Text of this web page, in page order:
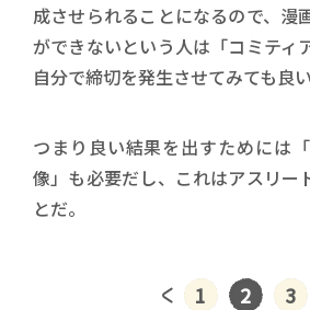
成させられることになるので、漫
ができないという人は「コミティ
自分で締切を発生させてみても良
つまり良い結果を出すためには
像」も必要だし、これはアスリー
とだ。
1 2 3